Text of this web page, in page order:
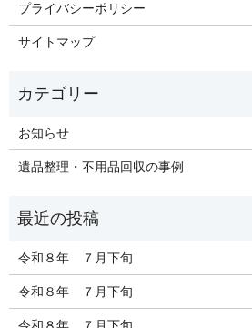
プライバシーポリシー
サイトマップ
お知らせ
遺品整理・不用品回収の事例
令和８年 ７月下旬
令和８年 ７月下旬